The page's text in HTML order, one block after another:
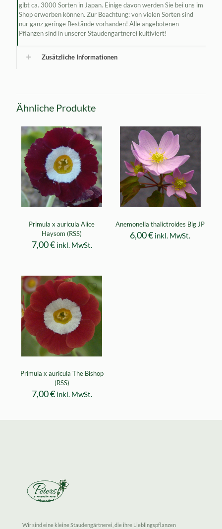
gibt ca. 3000 Sorten in Japan. Einige davon werden Sie bei uns im
Shop erwerben können. Zur Beachtung: von vielen Sorten sind
nur ganz geringe Bestände vorhanden! Alle angebotenen
Pflanzen sind in unserer Staudengärtnerei kultiviert!
Zusätzliche Informationen
Ähnliche Produkte
Primula x auricula Alice
Haysom (RSS)
7,00€ inkl. MwSt.
Anemonella thalictroides Big JP
6,00€ inkl. MwSt.
Primula x auricula The Bishop
(RSS)
7,00€ inkl. MwSt.
Wir sind eine kleine Staudengärtnerei, die ihre Lieblingspflanzen